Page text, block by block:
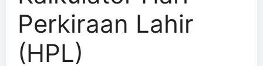
Perkiraan Lahir
(HPL)